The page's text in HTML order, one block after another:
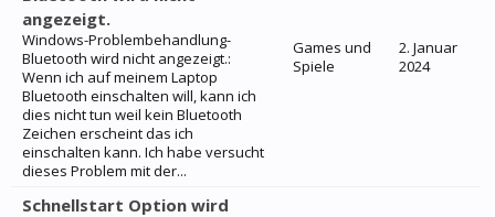
angezeigt.
Windows-Problembehandlung-
Bluetooth wird nicht angezeigt.:
Wenn ich auf meinem Laptop
Bluetooth einschalten will, kann ich
dies nicht tun weil kein Bluetooth
Zeichen erscheint das ich
einschalten kann. Ich habe versucht
dieses Problem mit der...
Games und
Spiele
2. Januar
2024
Schnellstart Option wird